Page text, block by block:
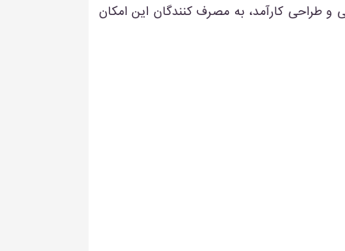
طراحی کارآمد، به مصرف کنندگان این امکان